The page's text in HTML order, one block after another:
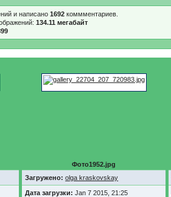
и написано1692 коммментариев.
134.11 мегабайт
Фото1952.jpg
Загружено: olga kraskovskay
Дата загрузки:Jan 7 2015, 21:25